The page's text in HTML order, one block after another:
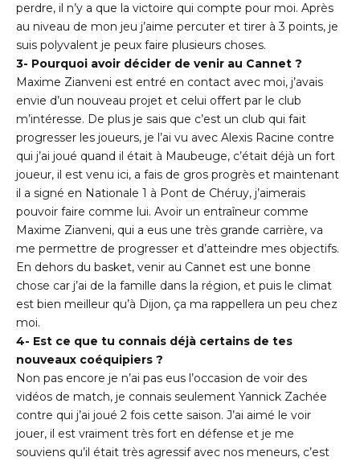
perdre, il n’y a que la victoire qui compte pour moi. Après
au niveau de mon jeu j’aime percuter et tirer à 3 points, je
suis polyvalent je peux faire plusieurs choses.
3- Pourquoi avoir décider de venir au Cannet ?
Maxime Zianveni est entré en contact avec moi, j’avais
envie d’un nouveau projet et celui offert par le club
m’intéresse. De plus je sais que c’est un club qui fait
progresser les joueurs, je l’ai vu avec Alexis Racine contre
qui j’ai joué quand il était à Maubeuge, c’était déjà un fort
joueur, il est venu ici, a fais de gros progrès et maintenant
il a signé en Nationale 1 à Pont de Chéruy, j’aimerais
pouvoir faire comme lui. Avoir un entraîneur comme
Maxime Zianveni, qui a eus une très grande carrière, va
me permettre de progresser et d’atteindre mes objectifs.
En dehors du basket, venir au Cannet est une bonne
chose car j’ai de la famille dans la région, et puis le climat
est bien meilleur qu’à Dijon, ça ma rappellera un peu chez
moi.
4- Est ce que tu connais déjà certains de tes
nouveaux coéquipiers ?
Non pas encore je n’ai pas eus l’occasion de voir des
vidéos de match, je connais seulement Yannick Zachée
contre qui j’ai joué 2 fois cette saison. J’ai aimé le voir
jouer, il est vraiment très fort en défense et je me
souviens qu’il était très agressif avec nos meneurs, c’est